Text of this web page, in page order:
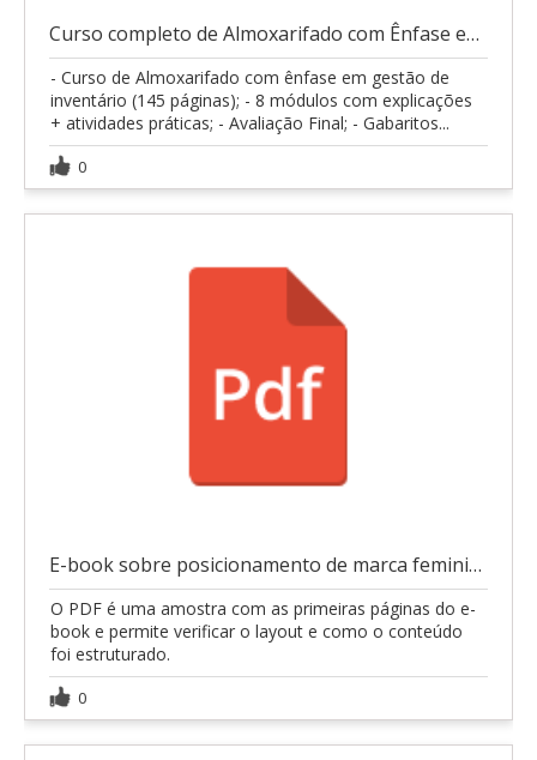
Curso completo de Almoxarifado com Ênfase em Gestã
- Curso de Almoxarifado com ênfase em gestão de
inventário (145 páginas); - 8 módulos com explicações
+ atividades práticas; - Avaliação Final; - Gabaritos...
0
E-book sobre posicionamento de marca feminina
O PDF é uma amostra com as primeiras páginas do e-
book e permite verificar o layout e como o conteúdo
foi estruturado.
0